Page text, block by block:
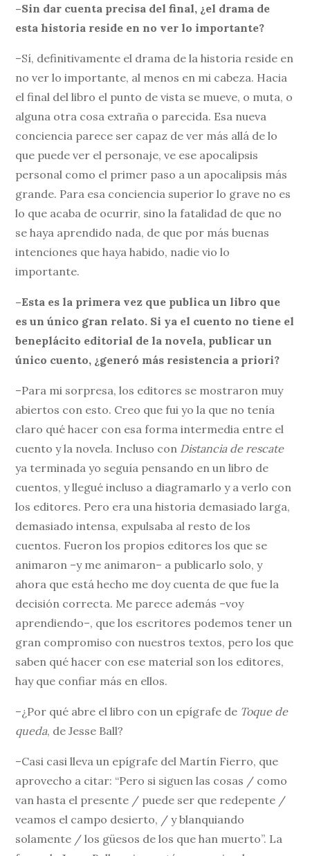
–Sin dar cuenta precisa del final, ¿el drama de
esta historia reside en no ver lo importante?
–Sí, definitivamente el drama de la historia reside en
no ver lo importante, al menos en mi cabeza. Hacia
el final del libro el punto de vista se mueve, o muta, o
alguna otra cosa extraña o parecida. Esa nueva
conciencia parece ser capaz de ver más allá de lo
que puede ver el personaje, ve ese apocalipsis
personal como el primer paso a un apocalipsis más
grande. Para esa conciencia superior lo grave no es
lo que acaba de ocurrir, sino la fatalidad de que no
se haya aprendido nada, de que por más buenas
intenciones que haya habido, nadie vio lo
importante.
–Esta es la primera vez que publica un libro que
es un único gran relato. Si ya el cuento no tiene el
beneplácito editorial de la novela, publicar un
único cuento, ¿generó más resistencia a priori?
–Para mi sorpresa, los editores se mostraron muy
abiertos con esto. Creo que fui yo la que no tenía
claro qué hacer con esa forma intermedia entre el
cuento y la novela. Incluso con Distancia de rescate
ya terminada yo seguía pensando en un libro de
cuentos, y llegué incluso a diagramarlo y a verlo con
los editores. Pero era una historia demasiado larga,
demasiado intensa, expulsaba al resto de los
cuentos. Fueron los propios editores los que se
animaron –y me animaron– a publicarlo solo, y
ahora que está hecho me doy cuenta de que fue la
decisión correcta. Me parece además –voy
aprendiendo–, que los escritores podemos tener un
gran compromiso con nuestros textos, pero los que
saben qué hacer con ese material son los editores,
hay que confiar más en ellos.
–¿Por qué abre el libro con un epígrafe de Toque de
queda, de Jesse Ball?
–Casi casi lleva un epígrafe del Martín Fierro, que
aprovecho a citar: “Pero si siguen las cosas / como
van hasta el presente / puede ser que redepente /
veamos el campo desierto, / y blanquiando
solamente / los güesos de los que han muerto”. La